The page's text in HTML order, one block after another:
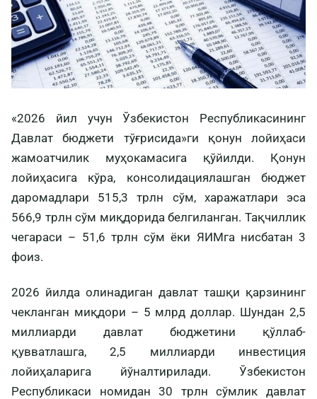
«2026 йил учун Ўзбекистон Республикасининг
Давлат бюджети тўғрисида»ги қонун лойиҳаси
жамоатчилик муҳокамасига қўйилди. Қонун
лойиҳасига кўра, консолидациялашган бюджет
даромадлари 515,3 трлн сўм, харажатлари эса
566,9 трлн сўм миқдорида белгиланган. Тақчиллик
чегараси – 51,6 трлн сўм ёки ЯИМга нисбатан 3
фоиз.
2026 йилда олинадиган давлат ташқи қарзининг
чекланган миқдори – 5 млрд доллар. Шундан 2,5
миллиарди давлат бюджетини қўллаб-
қувватлашга, 2,5 миллиарди инвестиция
лойиҳаларига йўналтирилади. Ўзбекистон
Республикаси номидан 30 трлн сўмлик давлат